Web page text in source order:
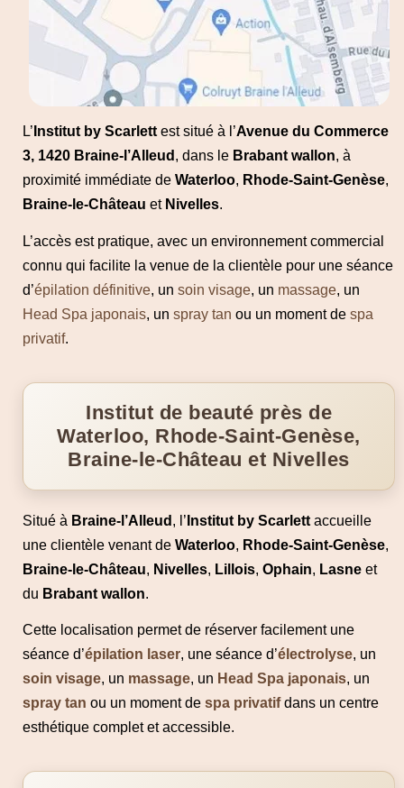
L’ Institut by Scarlett est situé à l’Avenue du Commerce
3, 1420 Braine-l’Alleud , dans le Brabant wallon, à
proximité immédiate de Waterloo, Rhode-Saint-Genèse,
Braine-le-Château et Nivelles.
L’accès est pratique, avec un environnement commercial
connu qui facilite la venue de la clientèle pour une séance
d’épilation définitive, un soin visage, un massage, un
Head Spa japonais, un spray tan ou un moment de spa
privatif.
Institut de beauté près de
Waterloo, Rhode-Saint-Genèse,
Braine-le-Château et Nivelles
Situé à Braine-l’Alleud , l’ Institut by Scarlett accueille
une clientèle venant de Waterloo, Rhode-Saint-Genèse,
Braine-le-Château, Nivelles, Lillois, Ophain, Lasne et
du Brabant wallon.
Cette localisation permet de réserver facilement une
séance d’épilation laser, une séance d’électrolyse, un
soin visage, un massage, un Head Spa japonais, un
spray tan ou un moment de spa privatifdans un centre
esthétique complet et accessible.